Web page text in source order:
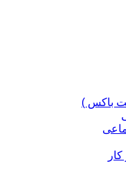
باکس )